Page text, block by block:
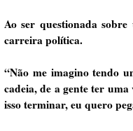
Ao ser questionada
carreira política.
“Não me imagino tendo
cadeia, de a gente ter
isso terminar, eu quero